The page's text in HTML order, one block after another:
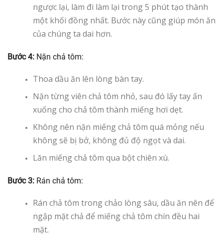
ngược lại, làm đi làm lại trong 5 phút tạo thành
một khối đồng nhất. Bước này cũng giúp món ăn
của chúng ta dai hơn.
Bước 4: Nặn chả tôm:
Thoa dầu ăn lên lòng bàn tay.
Nặn từng viên chả tôm nhỏ, sau đó lấy tay ấn
xuống cho chả tôm thành miếng hơi dẹt.
Không nên nặn miếng chả tôm quá mỏng nếu
không sẽ bị bở, không đủ độ ngọt và dai.
Lăn miếng chả tôm qua bột chiên xù.
Bước 3: Rán chả tôm:
Rán chả tôm trong chảo lòng sâu, dầu ăn nên để
ngập mặt chả để miếng chả tôm chín đều hai
mặt.